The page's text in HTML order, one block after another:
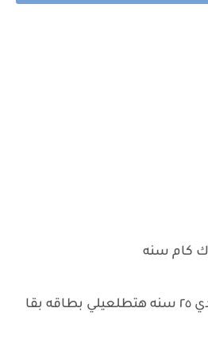
كام سنه
مسلم: صبرني يارب عندي ٢٥ سنه هتطلعيلي بطاقه بقا